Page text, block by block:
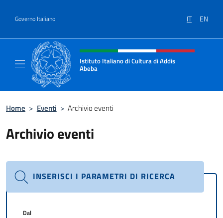
Governo Italiano IT EN
Intestazione sito, social e menù
Istituto Italiano di Cultura di Addis
Abeba
Home > Eventi > Archivio eventi
Archivio eventi
INSERISCI I PARAMETRI DI RICERCA
Dal